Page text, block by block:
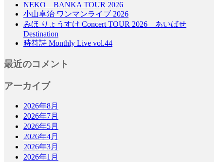
NEKO BANKA TOUR 2026
小山卓治 ワンマンライブ 2026
みほ りょうすけ Concert TOUR 2026 あいばせ
Destination
時符詩 Monthly Live vol.44
最近のコメント
アーカイブ
2026年8月
2026年7月
2026年5月
2026年4月
2026年3月
2026年1月